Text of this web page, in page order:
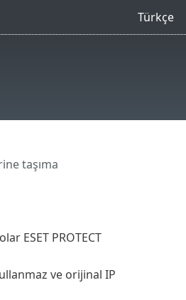
Türkçe
taşıma
ESET PROTECT
ve orijinal IP